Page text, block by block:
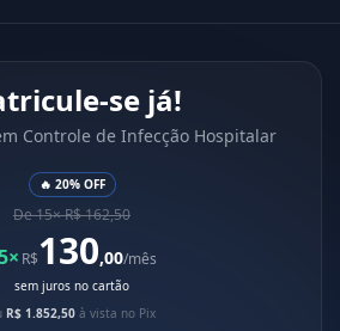
se já!
Controle de Infecção Hospitalar
🔥 20% OFF
De 15× R$ 162,50
R$130,00/mês
sem juros no cartão
R$ 1.852,50 à vista no Pix